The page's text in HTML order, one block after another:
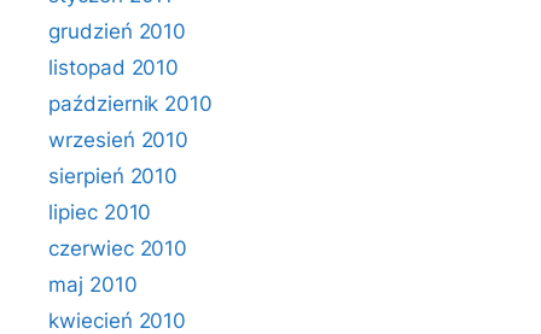
grudzień 2010
listopad 2010
październik 2010
wrzesień 2010
sierpień 2010
lipiec 2010
czerwiec 2010
maj 2010
kwiecień 2010